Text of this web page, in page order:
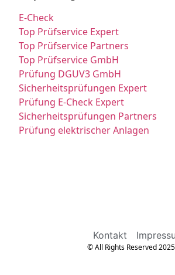
E-Check
Top Prüfservice Expert
Top Prüfservice Partners
Top Prüfservice GmbH
Prüfung DGUV3 GmbH
Sicherheitsprüfungen Expert
Prüfung E-Check Expert
Sicherheitsprüfungen Partners
Prüfung elektrischer Anlagen
Kontakt
© All Rights Reserved 2025